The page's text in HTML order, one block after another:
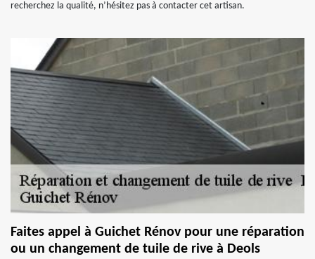
recherchez la qualité, n’hésitez pas à contacter cet artisan.
Faites appel à Guichet Rénov pour une réparation
ou un changement de tuile de rive à Deols